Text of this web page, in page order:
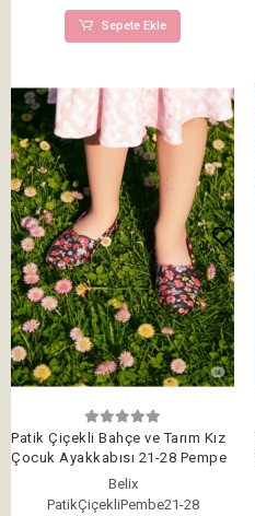
Sepete Ekle
Patik Çiçekli Bahçe ve Tarım Kız
Çocuk Ayakkabısı 21-28 Pempe
Belix
PatikÇiçekliPembe21-28